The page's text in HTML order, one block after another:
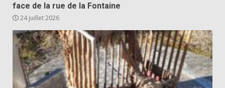
face de la rue de la Fontaine
24 juillet 2026